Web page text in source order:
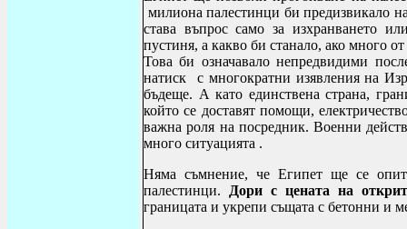
милиона палестинци би предизвикало
става въпрос само за изхранването
пустиня, а какво би станало, ако много
Това би означавало непредвидими
натиск с многократни изявления на
бъдеще. А като единствена страна,
който се доставят помощи,
важна роля на посредник. Военни
много ситуацията .
Няма съмнение, че Египет ще се
палестинци. Дори с цената на
границата и укрепи същата с бетонни и